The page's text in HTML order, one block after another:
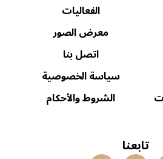
الفعاليات
معرض الصور
اتصل بنا
سياسة الخصوصية
الشروط والأحكام
تابعنا